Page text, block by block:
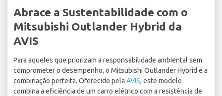
Abrace a Sustentabilidade com o
Mitsubishi Outlander Hybrid da
AVIS
Para aqueles que priorizam a responsabilidade ambiental sem
comprometer o desempenho, o Mitsubishi Outlander Hybrid é a
combinação perfeita. Oferecido pela AVIS, este modelo
combina a eficiência de um carro elétrico com a resistência de